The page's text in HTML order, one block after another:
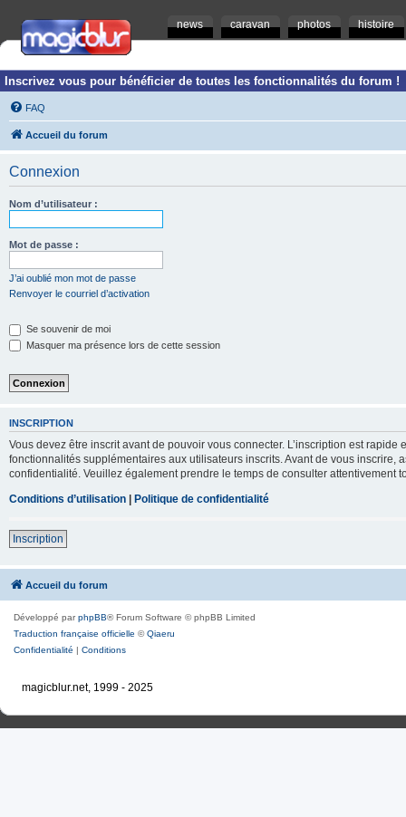
news caravan photos histoire
Inscrivez vous pour bénéficier de toutes les fonctionnalités du forum !
FAQ
Accueil du forum
Connexion
Nom d’utilisateur :
Mot de passe :
J’ai oublié mon mot de passe
Renvoyer le courriel d’activation
Se souvenir de moi
Masquer ma présence lors de cette session
INSCRIPTION
Vous devez être inscrit avant de pouvoir vous connecter. L’inscription est
fonctionnalités supplémentaires aux utilisateurs inscrits. Avant de vous inscrire,
confidentialité. Veuillez également prendre le temps de consulter attentivement
Conditions d’utilisation | Politique de confidentialité
Inscription
Accueil du forum
Développé parphpBB® Forum Software © phpBB Limited
Traduction française officielle ©Qiaeru
Confidentialité | Conditions
magicblur.net, 1999 - 2025